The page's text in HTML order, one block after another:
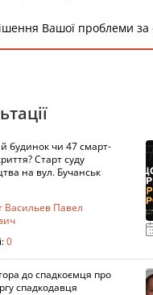
Вашої проблеми
будинок чи 47 смарт-
Старт суду
на вул. Бучанськ
Васильев Павел
0
до спадкоємця про
спадкодавця